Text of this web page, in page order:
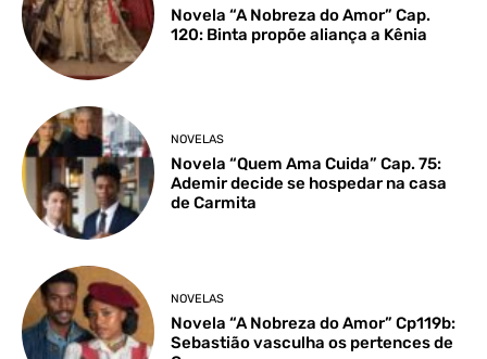
Novela “A Nobreza do Amor” Cap.
120: Binta propõe aliança a Kênia
NOVELAS
Novela “Quem Ama Cuida” Cap. 75:
Ademir decide se hospedar na casa
de Carmita
NOVELAS
Novela “A Nobreza do Amor” Cp119b:
Sebastião vasculha os pertences de